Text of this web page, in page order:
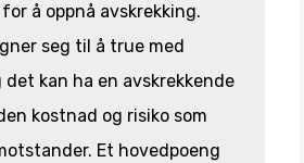
å oppnå avskrekking.
seg til å true med
kan ha en avskrekkende
kostnad og risiko som
Et hovedpoeng